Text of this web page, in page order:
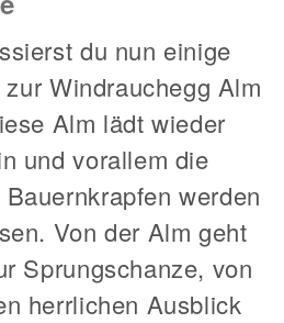
du nun einige
Windrauchegg Alm
Alm lädt wieder
und vorallem die
werden
Von der Alm geht
Sprungschanze, von
herrlichen Ausblick